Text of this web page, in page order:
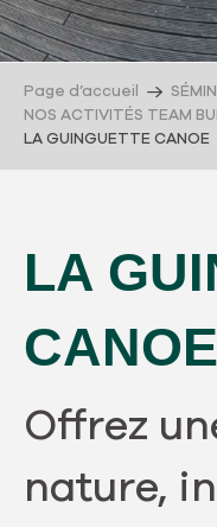
Page d’accueil
NOS ACTIVITÉS TEAM
LA GUINGUETTE CANOE
LA
CANOE
Offrez
nature,